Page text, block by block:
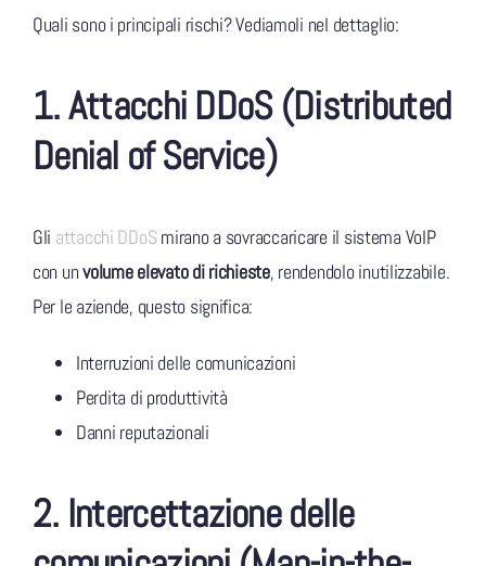
Quali sono i principali rischi? Vediamoli nel dettaglio:
1. Attacchi DDoS (Distributed
Denial of Service)
Gli attacchi DDoS mirano a sovraccaricare il sistema VoIP
con unvolume elevato di richieste, rendendolo inutilizzabile.
Per le aziende, questo significa:
Interruzioni delle comunicazioni
Perdita di produttività
Danni reputazionali
2. Intercettazione delle